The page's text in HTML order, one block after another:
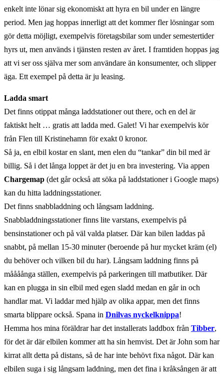
enkelt inte lönar sig ekonomiskt att hyra en bil under en längre
period. Men jag hoppas innerligt att det kommer fler lösningar som
gör detta möjligt, exempelvis företagsbilar som under semestertider
hyrs ut, men används i tjänsten resten av året. I framtiden hoppas jag
att vi ser oss själva mer som användare än konsumenter, och slipper
äga. Ett exempel på detta är ju leasing.
Ladda smart
Det finns otippat många laddstationer out there, och en del är
faktiskt helt … gratis att ladda med. Galet! Vi har exempelvis kör
från Flen till Kristinehamn för exakt 0 kronor.
Så ja, en elbil kostar en slant, men elen du “tankar” din bil med är
billig. Så i det långa loppet är det ju en bra investering. Via appen
Chargemap (det går också att söka på laddstationer i Google maps)
kan du hitta laddningsstationer.
Det finns snabbladdning och långsam laddning.
Snabbladdningsstationer finns lite varstans, exempelvis på
bensinstationer och på väl valda platser. Där kan bilen laddas på
snabbt, på mellan 15-30 minuter (beroende på hur mycket kräm (el)
du behöver och vilken bil du har). Långsam laddning finns på
måååånga ställen, exempelvis på parkeringen till matbutiker. Där
kan en plugga in sin elbil med egen sladd medan en går in och
handlar mat. Vi laddar med hjälp av olika appar, men det finns
smarta blippare också. Spana in Dnilvas nyckelknippa!
Hemma hos mina föräldrar har det installerats laddbox från Tibber,
för det är där elbilen kommer att ha sin hemvist. Det är John som har
kirrat allt detta på distans, så de har inte behövt fixa något. Där kan
elbilen suga i sig långsam laddning, men det fina i kråksången är att